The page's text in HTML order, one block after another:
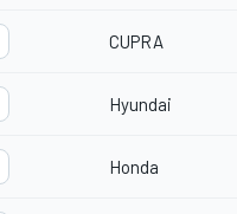
CUPRA
Hyundai
Honda